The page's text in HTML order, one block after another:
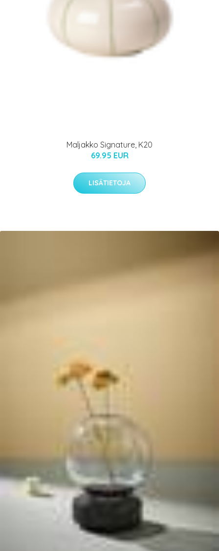
Maljakko Signature, K20
69.95 EUR
LISÄTIETOJA